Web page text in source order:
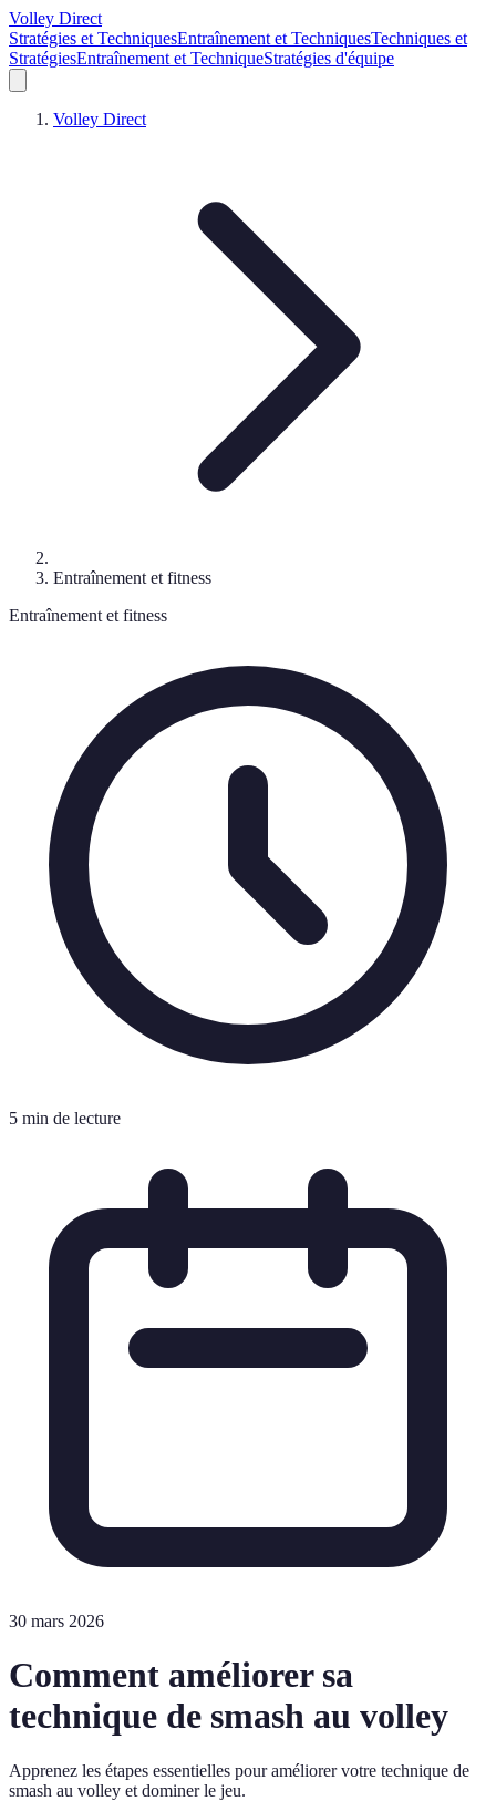
Volley Direct
Stratégies et TechniquesEntraînement et TechniquesTechniques et
StratégiesEntraînement et TechniqueStratégies d'équipe
Volley Direct
Entraînement et fitness
Entraînement et fitness
5 min de lecture
30 mars 2026
Comment améliorer sa
technique de smash au volley
Apprenez les étapes essentielles pour améliorer votre technique de
smash au volley et dominer le jeu.